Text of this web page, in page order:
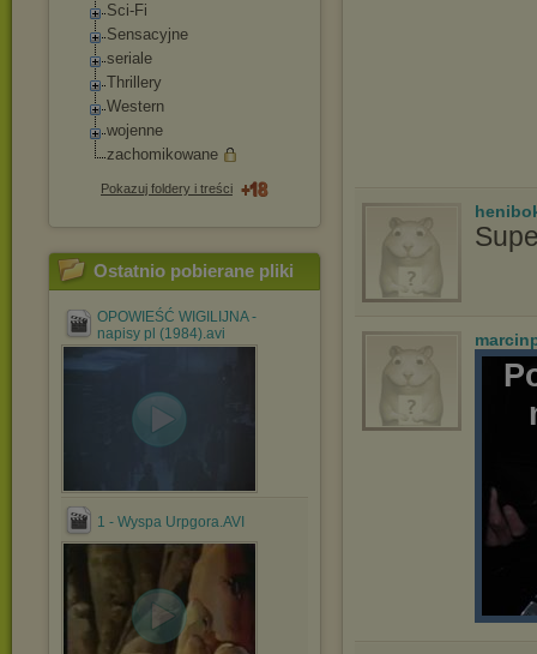
Sci-Fi
Sensacyjne
seriale
Thrillery
Western
wojenne
zachomikowane
Pokazuj foldery i treści
Ostatnio pobierane pliki
OPOWIEŚĆ WIGILIJNA -
napisy pl (1984).avi
1 - Wyspa Urpgora.AVI